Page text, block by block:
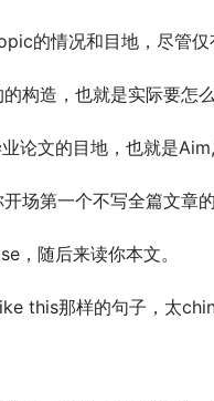
的情况和目地，尽管仅
构造，也就是实际要怎么
论文的目地，也就是
场第一个不写全篇文
，随后来读你本文。
this那样的句子，太